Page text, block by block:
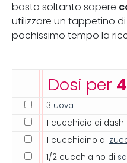
basta soltanto sapere
utilizzare un tappetino
pochissimo tempo la
Dosi per
3 uova
1 cucchiaio di dashi
1 cucchiaino di
1/2 cucchiaino di